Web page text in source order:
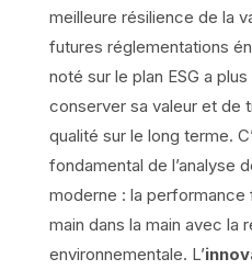
meilleure résilience de la
futures réglementations
noté sur le plan ESG a
conserver sa valeur et de
qualité sur le long terme.
fondamental de l’analyse
moderne : la
main dans la main avec la
environnementale. L’